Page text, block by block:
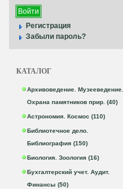
Регистрация
Забыли пароль?
КАТАЛОГ
Архивоведение. Музееведение.
Охрана памятников прир. (40)
Астрономия. Космос (110)
Библиотечное дело.
Библиография (150)
Биология. Зоология (16)
Бухгалтерский учет. Аудит.
Финансы (50)